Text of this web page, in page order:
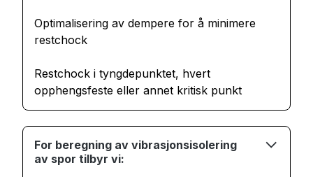
Optimalisering av dempere for å minimere
restchock
Restchock i tyngdepunktet, hvert
opphengsfeste eller annet kritisk punkt
For beregning av vibrasjonsisolering
av spor tilbyr vi: